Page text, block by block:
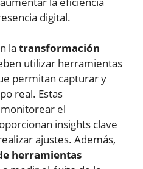
digital.
la transformación
utilizar herramientas
permitan capturar y
real. Estas
el
insights clave
ajustes. Además,
herramientas